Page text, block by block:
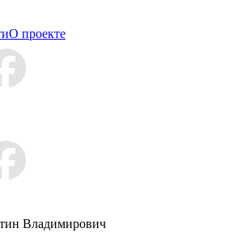
О проекте
Владимирович